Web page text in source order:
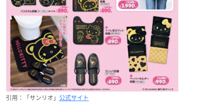
引用：「サンリオ」 公式サイト